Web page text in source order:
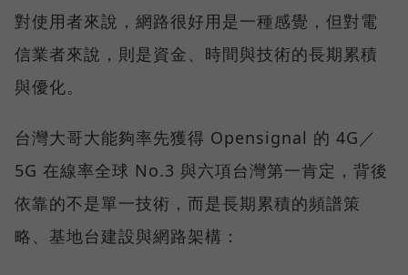
對使用者來說，網路很好用是一種感覺，但對電
信業者來說，則是資金、時間與技術的長期累積
與優化。
台灣大哥大能夠率先獲得 Opensignal 的 4G／
5G 在線率全球 No.3 與六項台灣第一肯定，背後
依靠的不是單一技術，而是長期累積的頻譜策
略、基地台建設與網路架構：